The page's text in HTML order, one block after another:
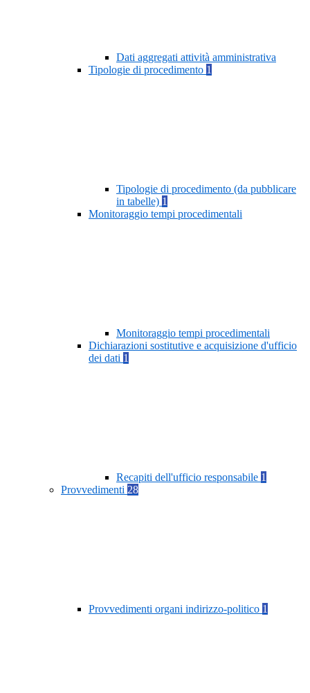
Dati aggregati attività amministrativa
Tipologie di procedimento 1
Tipologie di procedimento (da pubblicare
in tabelle) 1
Monitoraggio tempi procedimentali
Monitoraggio tempi procedimentali
Dichiarazioni sostitutive e acquisizione d'ufficio
dei dati 1
Recapiti dell'ufficio responsabile 1
Provvedimenti 28
Provvedimenti organi indirizzo-politico 1